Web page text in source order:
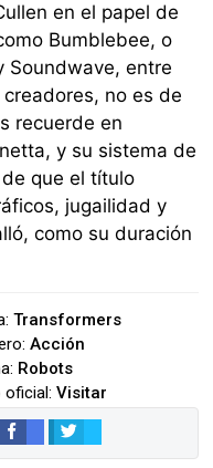
en el papel de
Bumblebee, o
Soundwave, entre
no es de
recuerde en
y su sistema de
que el título
jugailidad y
como su duración
Transformers
Acción
Robots
oficial: Visitar